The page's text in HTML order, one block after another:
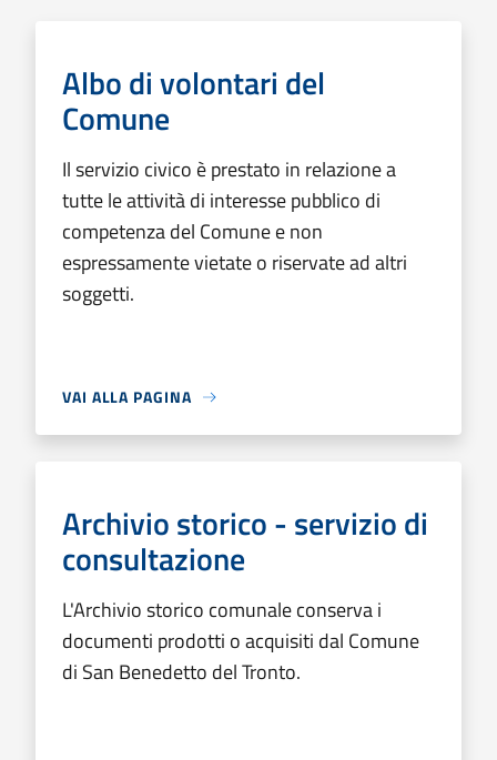
Albo di volontari del
Comune
Il servizio civico è prestato in relazione a
tutte le attività di interesse pubblico di
competenza del Comune e non
espressamente vietate o riservate ad altri
soggetti.
VAI ALLA PAGINA
Archivio storico - servizio di
consultazione
L'Archivio storico comunale conserva i
documenti prodotti o acquisiti dal Comune
di San Benedetto del Tronto.